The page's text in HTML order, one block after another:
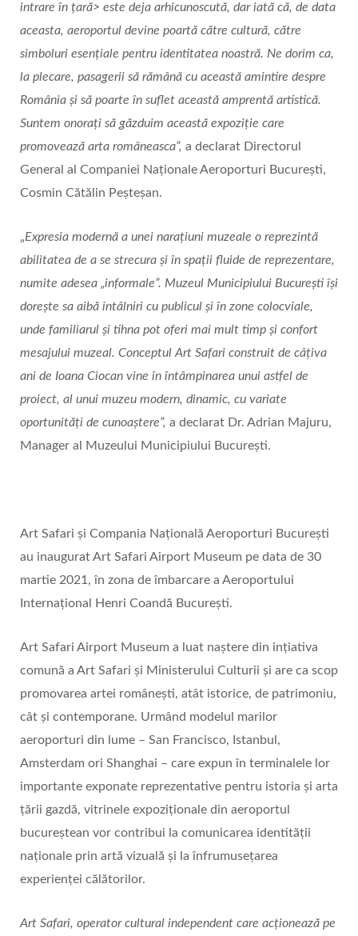
intrare în țară> este deja arhicunoscută, dar iată că, de data
aceasta, aeroportul devine poartă către cultură, către
simboluri esențiale pentru identitatea noastră. Ne dorim ca,
la plecare, pasagerii să rămână cu această amintire despre
România și să poarte în suflet această amprentă artistică.
Suntem onorați să găzduim această expoziție care
promovează arta româneasca”, a declarat Directorul
General al Companiei Naționale Aeroporturi București,
Cosmin Cătălin Peșteșan.
„Expresia modernă a unei narațiuni muzeale o reprezintă
abilitatea de a se strecura și în spații fluide de reprezentare,
numite adesea „informale”. Muzeul Municipiului București își
dorește sa aibă intâlniri cu publicul și în zone colocviale,
unde familiarul și tihna pot oferi mai mult timp și confort
mesajului muzeal. Conceptul Art Safari construit de câțiva
ani de Ioana Ciocan vine în întâmpinarea unui astfel de
proiect, al unui muzeu modern, dinamic, cu variate
oportunități de cunoaștere”, a declarat Dr. Adrian Majuru,
Manager al Muzeului Municipiului București.
Art Safari și Compania Națională Aeroporturi București
au inaugurat Art Safari Airport Museum pe data de 30
martie 2021, în zona de îmbarcare a Aeroportului
Internațional Henri Coandă Bucure­ști.
Art Safari Airport Museum a luat naștere din ințiativa
comună a Art Safari și Ministerului Culturii ș­i are ca scop
promovarea artei româneș­ti, atât istorice, de patrimoniu,
cât și contemporane. Urmând modelul marilor
aeroporturi din lume – San Francisco, Istanbul,
Amsterdam ori Shanghai – care expun în terminalele lor
importante exponate reprezentative pentru istoria și arta
țării gazdă, vitrinele expoziționale din aeroportul
bucureștean vor contribui la comunicarea identității
naționale prin artă vizuală și la înfrumusețarea
experienței călătorilor.
Art Safari, operator cultural independent care acționează pe